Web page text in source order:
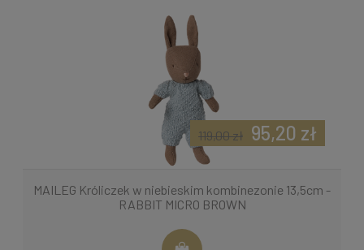
MAILEG Króliczek w niebieskim kombinezonie 13,5cm -
RABBIT MICRO BROWN
95,20 zł
119,00 zł